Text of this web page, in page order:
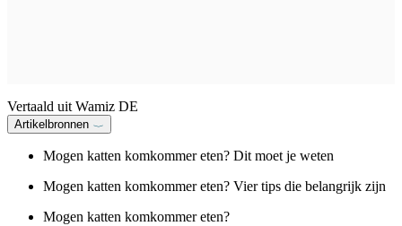
Vertaald uit Wamiz DE
Artikelbronnen
Mogen katten komkommer eten? Dit moet je weten
Mogen katten komkommer eten? Vier tips die belangrijk zijn
Mogen katten komkommer eten?